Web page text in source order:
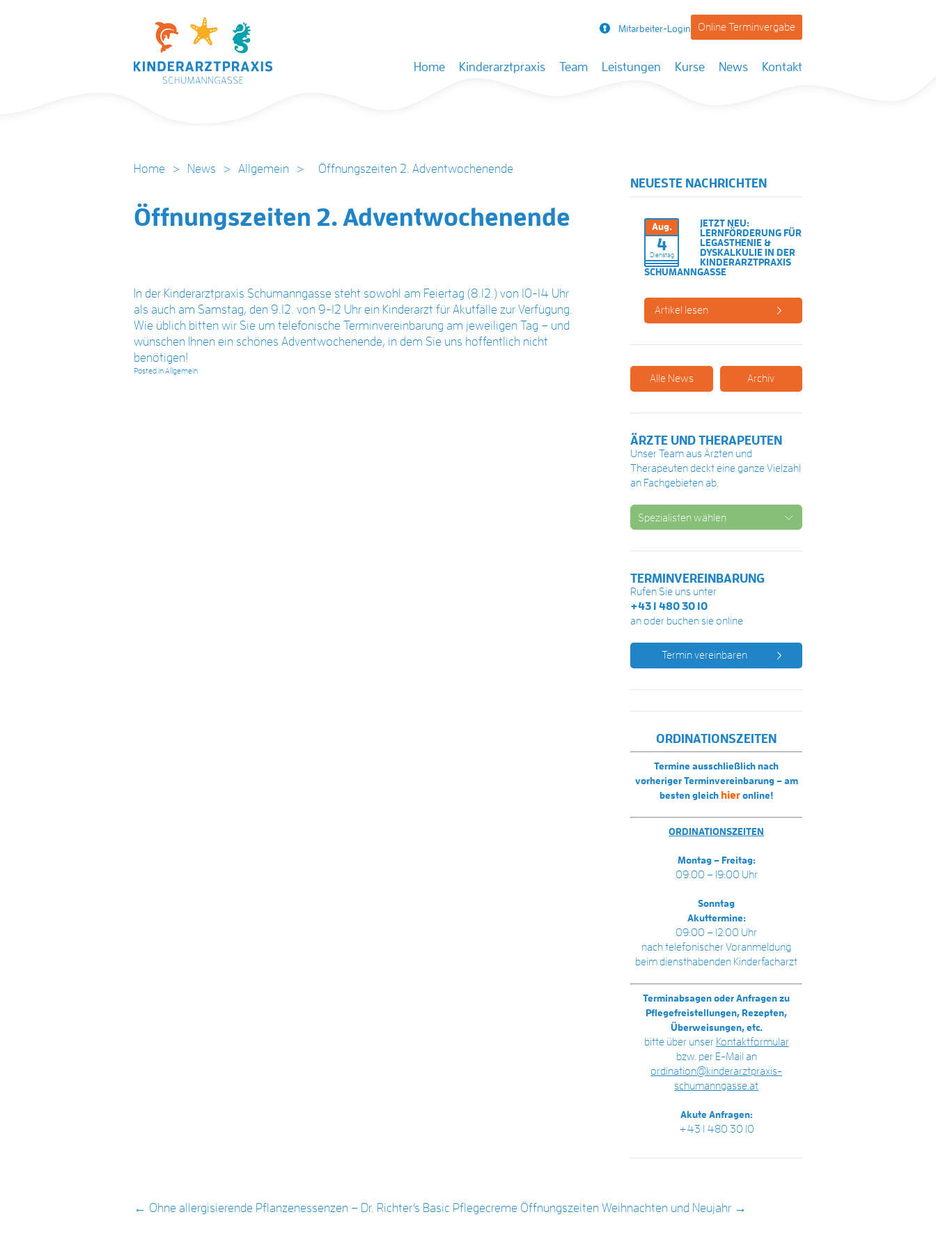
Skip to content
Home Kinderarztpraxis Team Leistungen Kurse News Kontakt
Mitarbeiter-Login Online Terminvergabe
Home > News > Allgemein > Öffnungszeiten 2. Adventwochenende
Öffnungszeiten 2. Adventwochenende
In der Kinderarztpraxis Schumanngasse steht sowohl am Feiertag (8.12.) von 10-14 Uhr
als auch am Samstag, den 9.12. von 9-12 Uhr ein Kinderarzt für Akutfälle zur Verfügung.
Wie üblich bitten wir Sie um telefonische Terminvereinbarung am jeweiligen Tag – und
wünschen Ihnen ein schönes Adventwochenende, in dem Sie uns hoffentlich nicht
benötigen!
Posted inAllgemein
NEUESTE NACHRICHTEN
Aug.
4
Dienstag
JETZT NEU:
LERNFÖRDERUNG FÜR
LEGASTHENIE &
DYSKALKULIE IN DER
KINDERARZTPRAXIS
SCHUMANNGASSE
Artikel lesen
Alle News Archiv
ÄRZTE UND THERAPEUTEN
Unser Team aus Ärzten und
Therapeuten deckt eine ganze Vielzahl
an Fachgebieten ab.
Spezialisten wählen
TERMINVEREINBARUNG
Rufen Sie uns unter
+43 1 480 30 10
an oder buchen sie online
Termin vereinbaren
ORDINATIONSZEITEN
Termine ausschließlich nach
vorheriger Terminvereinbarung – am
besten gleich hier online!
ORDINATIONSZEITEN
Montag – Freitag:
09:00 – 19:00 Uhr
Sonntag
Akuttermine:
09:00 – 12:00 Uhr
nach telefonischer Voranmeldung
beim diensthabenden Kinderfacharzt
Terminabsagen oder Anfragen zu
Pflegefreistellungen, Rezepten,
Überweisungen, etc.
bitte über unser Kontaktformular
bzw. per E-Mail an
ordination@kinderarztpraxis-
schumanngasse.at
Akute Anfragen:
+43 1 480 30 10
POST NAVIGATION
← Ohne allergisierende Pflanzenessenzen – Dr. Richter’s Basic Pflegecreme Öffnungszeiten Weihnachten und Neujahr →